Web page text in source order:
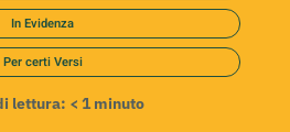
In Evidenza
Per certi Versi
lettura: < 1 minuto